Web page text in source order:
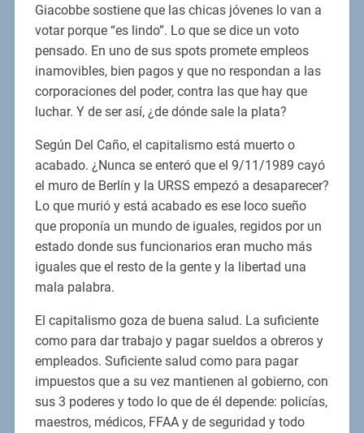
Giacobbe sostiene que las chicas jóvenes lo van a
votar porque “es lindo”. Lo que se dice un voto
pensado. En uno de sus spots promete empleos
inamovibles, bien pagos y que no respondan a las
corporaciones del poder, contra las que hay que
luchar. Y de ser así, ¿de dónde sale la plata?
Según Del Caño, el capitalismo está muerto o
acabado. ¿Nunca se enteró que el 9/11/1989 cayó
el muro de Berlín y la URSS empezó a desaparecer?
Lo que murió y está acabado es ese loco sueño
que proponía un mundo de iguales, regidos por un
estado donde sus funcionarios eran mucho más
iguales que el resto de la gente y la libertad una
mala palabra.
El capitalismo goza de buena salud. La suficiente
como para dar trabajo y pagar sueldos a obreros y
empleados. Suficiente salud como para pagar
impuestos que a su vez mantienen al gobierno, con
sus 3 poderes y todo lo que de él depende: policías,
maestros, médicos, FFAA y de seguridad y todo